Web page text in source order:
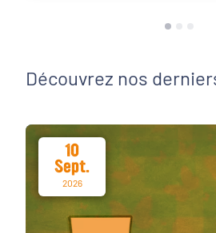
Découvrez nos
10
Sept.
2026